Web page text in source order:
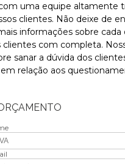
uma equipe altamente
clientes. Não deixe de
informações sobre cada
clientes com completa.
sanar a dúvida dos
relação aos